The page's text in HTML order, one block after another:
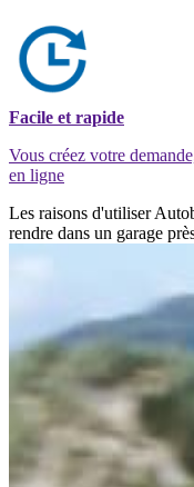
Facile et rapide
Vous créez votre
en ligne
Les raisons d'utiliser
rendre dans un garage